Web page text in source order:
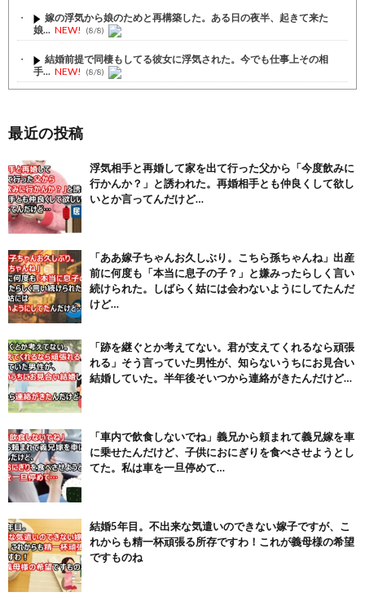
嫁の浮気から娘のためと再構築した。ある日の夜半、起きて来た
娘... NEW! (8/8)
結婚前提で同棲もしてる彼女に浮気された。今でも仕事上その相
手... NEW! (8/8)
【注目】熊本地震、28人死亡（30日午前6:30時点）
舌を絡ませて、唾液交換して── ちゅっちゅしながらの濃厚エッ...
(7/30)
【パリピ孔明】アニオリ場面も高評価「パリピ」続編への期待が高...
(6/22)
【画像】テイルズで一番マ〇コ舐めまわしたい女の子ｗｗｗｗｗ
(6/22)
Powered by livedoor 相互RSS
最近の投稿
浮気相手と再婚して家を出て行った父から「今度飲みに
行かんか？」と誘われた。再婚相手とも仲良くして欲し
いとか言ってんだけど…
「ああ嫁子ちゃんお久しぶり。こちら孫ちゃんね」出産
前に何度も「本当に息子の子？」と嫌みったらしく言い
続けられた。しばらく姑には会わないようにしてたんだ
けど…
「跡を継ぐとか考えてない。君が支えてくれるなら頑張
れる」そう言っていた男性が、知らないうちにお見合い
結婚していた。半年後そいつから連絡がきたんだけど…
「車内で飲食しないでね」義兄から頼まれて義兄嫁を車
に乗せたんだけど、子供におにぎりを食べさせようとし
てた。私は車を一旦停めて…
結婚5年目。不出来な気遣いのできない嫁子ですが、こ
れからも精一杯頑張る所存ですわ！これが義母様の希望
ですものね